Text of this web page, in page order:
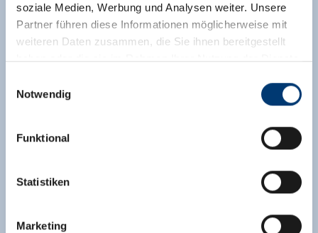
soziale Medien, Werbung und Analysen weiter. Unsere
Partner führen diese Informationen möglicherweise mit
weiteren Daten zusammen, die Sie ihnen bereitgestellt
haben oder die sie im Rahmen Ihrer Nutzung der Dienste
Rohr 23// A-6280 Zell am Ziller
www.zillertalarena.com
Notwendig
Funktional
Statistiken
Marketing